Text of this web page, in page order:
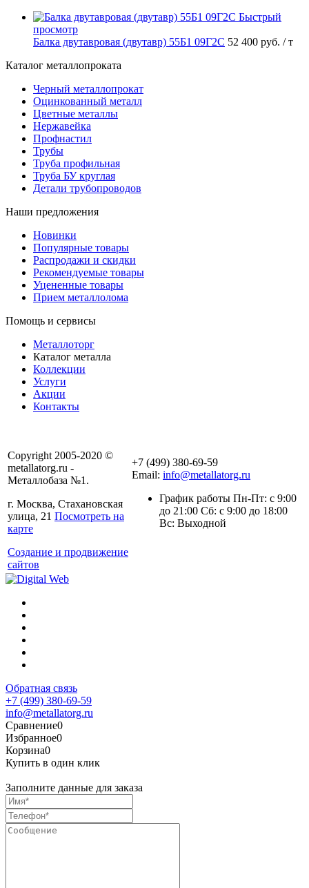
Быстрый
просмотр
Балка двутавровая (двутавр) 55Б1 09Г2С 52 400 руб. / т
Каталог металлопроката
Черный металлопрокат
Оцинкованный металл
Цветные металлы
Нержавейка
Профнастил
Трубы
Труба профильная
Труба БУ круглая
Детали трубопроводов
Наши предложения
Новинки
Популярные товары
Распродажи и скидки
Рекомендуемые товары
Уцененные товары
Прием металлолома
Помощь и сервисы
Металлоторг
Каталог металла
Коллекции
Услуги
Акции
Контакты
Copyright 2005-2020 ©
metallatorg.ru -
Металлобаза №1.
г. Москва, Стахановская
улица, 21 Посмотреть на
карте
Создание и продвижение
сайтов
+7 (499) 380-69-59
Email: info@metallatorg.ru
График работы Пн-Пт: с 9:00
до 21:00 Сб: с 9:00 до 18:00
Вс: Выходной
Обратная связь
+7 (499) 380-69-59
info@metallatorg.ru
Сравнение0
Избранное0
Корзина0
Купить в один клик
Заполните данные для заказа